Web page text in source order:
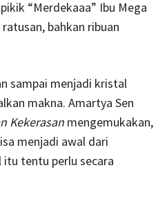
“Merdekaaa” Ibu Mega
bahkan ribuan
sampai menjadi kristal
makna. Amartya Sen
Kekerasan mengemukakan,
menjadi awal dari
itu tentu perlu secara